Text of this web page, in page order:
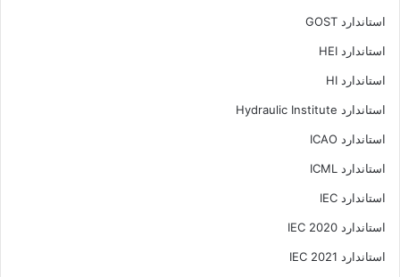
استاندارد GOST
استاندارد HEI
استاندارد HI
استاندارد Hydraulic Institute
استاندارد ICAO
استاندارد ICML
استاندارد IEC
استاندارد IEC 2020
استاندارد IEC 2021